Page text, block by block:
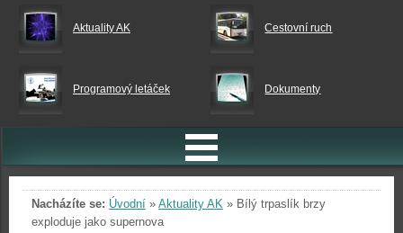
Aktuality AK Cestovní ruch
Programový letáček Dokumenty
Nacházíte se: Úvodní » Aktuality AK » Bílý trpaslík brzy
exploduje jako supernova